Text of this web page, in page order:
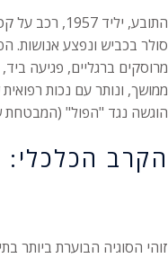
התובע, יליד
סולר בכביש ונפצע אנושות.
מרוסקים ברגליים, פגיעה ביד,
ממושך, ונותר עם נכות רפואית של 55% ונכות
הוגשה נגד "הפול" (המבטחת
הקרב הכלכלי: 3% או 2%?
זוהי הסוגיה הבוערת ביותר